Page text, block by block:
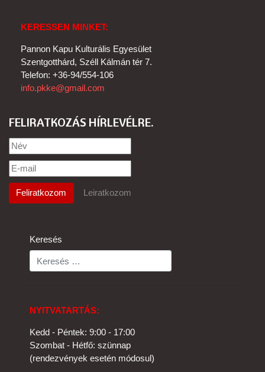
KERESSEN MINKET:
Pannon Kapu Kulturális Egyesület
Szentgotthárd, Széll Kálmán tér 7.
Telefon: +36-94/554-106
info.pkke@gmail.com
FELIRATKOZÁS HÍRLEVÉLRE
Keresés
NYITVATARTÁS:
Kedd - Péntek: 9:00 - 17:00
Szombat - Hétfő: szünnap
(rendezvények esetén módosul)